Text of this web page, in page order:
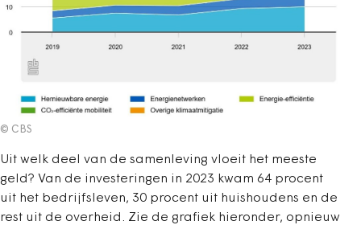
© CBS
Uit welk deel van de samenleving vloeit het meeste
geld? Van de investeringen in 2023 kwam 64 procent
uit het bedrijfsleven, 30 procent uit huishoudens en de
rest uit de overheid. Zie de grafiek hieronder, opnieuw